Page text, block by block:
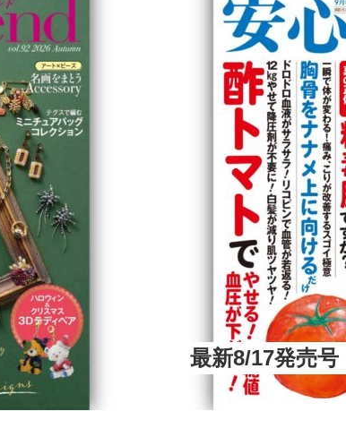
最新8/17発売号